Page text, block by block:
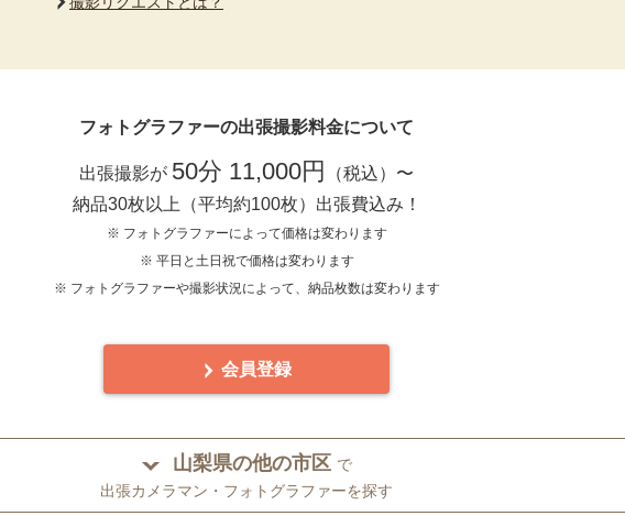
フォトグラファーの出張撮影料金について
出張撮影が 50分 11,000円
（税込）〜
納品30枚以上（平均約100枚）出張費込み！
※ フォトグラファーによって価格は変わります
※ 平日と土日祝で価格は変わります
※ フォトグラファーや撮影状況によって、納品枚数は変わります
会員登録
山梨県の他の市区 で
出張カメラマン・フォトグラファーを探す